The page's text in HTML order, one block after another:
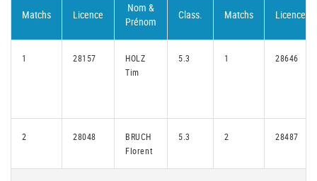
Matchs Licence
Nom &
Prénom
Class. Matchs Licence
1 28157
HOLZ
Tim
5.3 1 28646
2 28048
BRUCH
Florent
5.3 2 28487